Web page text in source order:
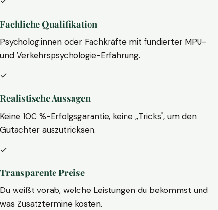
Fachliche Qualifikation
Psycholog:innen oder Fachkräfte mit fundierter MPU-
und Verkehrspsychologie-Erfahrung.
✓
Realistische Aussagen
Keine 100 %-Erfolgsgarantie, keine „Tricks", um den
Gutachter auszutricksen.
✓
Transparente Preise
Du weißt vorab, welche Leistungen du bekommst und
was Zusatztermine kosten.